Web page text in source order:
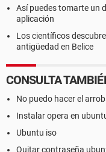
Así puedes tomarte un
aplicación
Los científicos
antigüedad en Belice
CONSULTA
No puedo hacer el
Instalar opera en
Ubuntu iso
Quitar contraseña